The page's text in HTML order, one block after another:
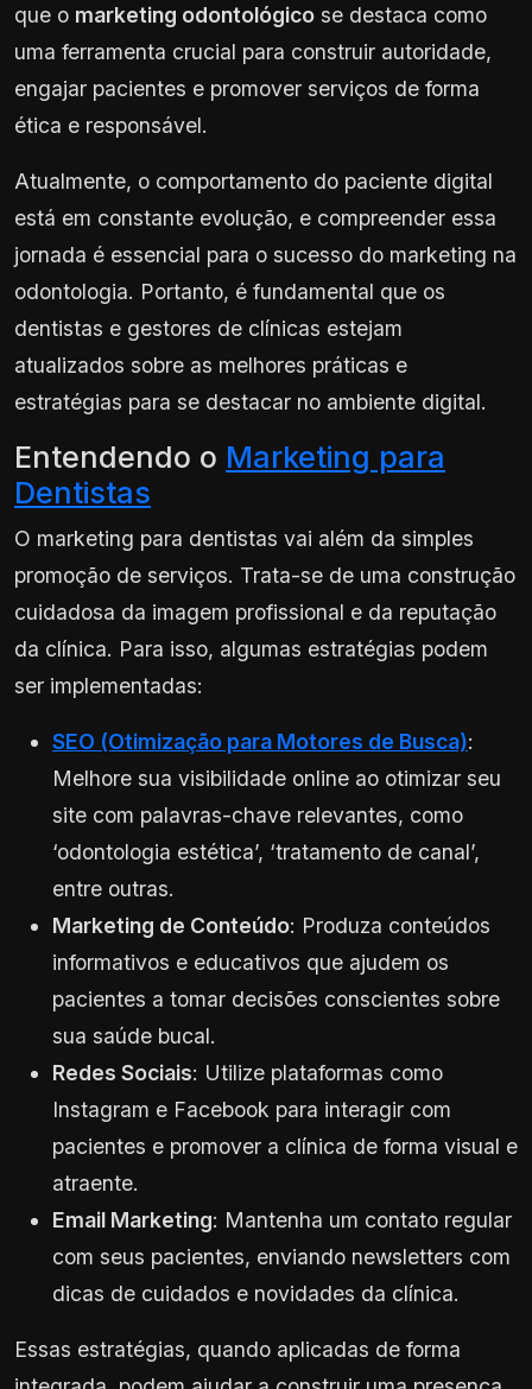
que o marketing odontológico se destaca como
uma ferramenta crucial para construir autoridade,
engajar pacientes e promover serviços de forma
ética e responsável.
Atualmente, o comportamento do paciente digital
está em constante evolução, e compreender essa
jornada é essencial para o sucesso do marketing na
odontologia. Portanto, é fundamental que os
dentistas e gestores de clínicas estejam
atualizados sobre as melhores práticas e
estratégias para se destacar no ambiente digital.
Entendendo o Marketing para
Dentistas
O marketing para dentistas vai além da simples
promoção de serviços. Trata-se de uma construção
cuidadosa da imagem profissional e da reputação
da clínica. Para isso, algumas estratégias podem
ser implementadas:
SEO (Otimização para Motores de Busca):
Melhore sua visibilidade online ao otimizar seu
site com palavras-chave relevantes, como
‘odontologia estética’, ‘tratamento de canal’,
entre outras.
Marketing de Conteúdo: Produza conteúdos
informativos e educativos que ajudem os
pacientes a tomar decisões conscientes sobre
sua saúde bucal.
Redes Sociais: Utilize plataformas como
Instagram e Facebook para interagir com
pacientes e promover a clínica de forma visual e
atraente.
Email Marketing: Mantenha um contato regular
com seus pacientes, enviando newsletters com
dicas de cuidados e novidades da clínica.
Essas estratégias, quando aplicadas de forma